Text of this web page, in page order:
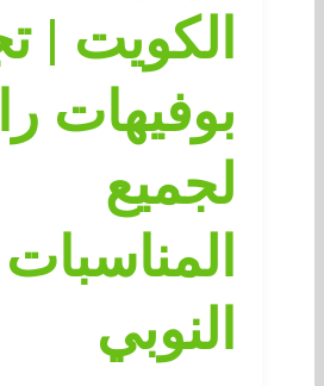
الكويت |
بوفيهات
لجميع
النوبي